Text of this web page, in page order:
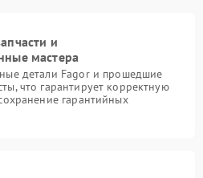
и
мастера
детали Fagor и прошедшие
что гарантирует корректную
гарантийных